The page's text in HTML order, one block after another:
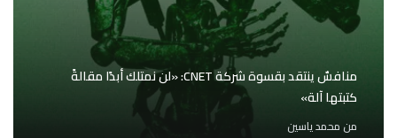
منافسٌ ينتقد بقسوة شركة CNET: «لن نمتلك أبدًا مقالةً
كتبتها آلة»
من محمد ياسين